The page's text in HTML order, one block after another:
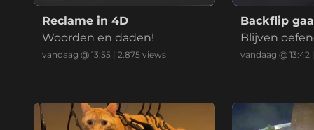
Reclame in 4D
Woorden en daden!
vandaag @ 13:55 | 2.875 views
Backflip
Blijven
vandaag @ 13:42 |